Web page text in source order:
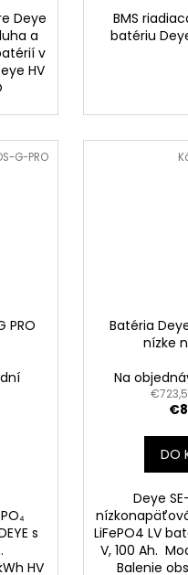
Deye
a
v
HV
BMS
batériu
PRO
s
HV
G-PRO
Batéria
nízke
Na
DO
Deye
LiFePO4 LV
V, 100 Ah.
Balenie